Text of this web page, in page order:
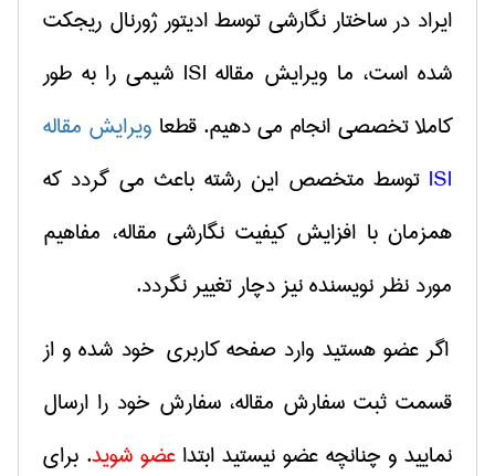
ایراد در ساختار نگارشی توسط ادیتور ژورنال ریجكت
شده است، ما ویرایش مقاله ISI شیمی را به طور
كاملا تخصصی انجام می دهیم.قطعا ویرایش مقاله
ISI توسط متخصص این رشته باعث می گردد كه
همزمان با افزایش كیفیت نگارشی مقاله، مفاهیم
مورد نظر نویسنده نیز دچار تغییر نگردد.
اگر عضو هستید وارد صفحه كاربری خود شده و از
قسمت ثبت سفارش مقاله، سفارش خود را ارسال
نمایید و چنانچه عضو نیستید ابتدا عضو شوید. برای